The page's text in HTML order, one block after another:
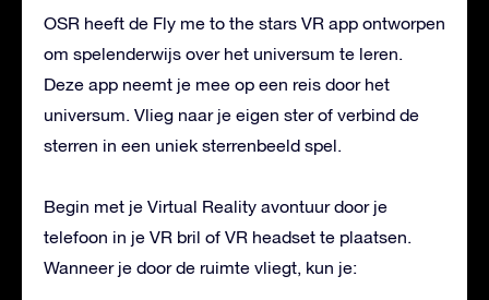
OSR heeft de Fly me to the stars VR app ontworpen
om spelenderwijs over het universum te leren.
Deze app neemt je mee op een reis door het
universum. Vlieg naar je eigen ster of verbind de
sterren in een uniek sterrenbeeld spel.
Begin met je Virtual Reality avontuur door je
telefoon in je VR bril of VR headset te plaatsen.
Wanneer je door de ruimte vliegt, kun je: